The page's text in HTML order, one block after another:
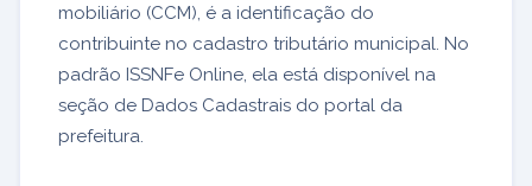
mobiliário (CCM), é a identificação do
contribuinte no cadastro tributário municipal. No
padrão ISSNFe Online, ela está disponível na
seção de Dados Cadastrais do portal da
prefeitura.